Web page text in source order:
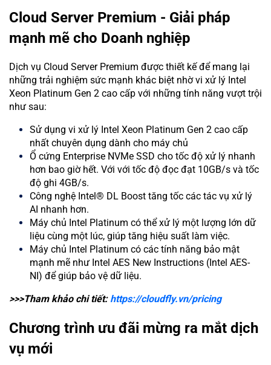
Cloud Server Premium - Giải pháp
mạnh mẽ cho Doanh nghiệp
Dịch vụ Cloud Server Premium được thiết kế để mang lại
những trải nghiệm sức mạnh khác biệt nhờ vi xử lý Intel
Xeon Platinum Gen 2 cao cấp với những tính năng vượt trội
như sau:
Sử dụng vi xử lý Intel Xeon Platinum Gen 2 cao cấp
nhất chuyên dụng dành cho máy chủ
Ổ cứng Enterprise NVMe SSD cho tốc độ xử lý nhanh
hơn bao giờ hết. Với với tốc độ đọc đạt 10GB/s và tốc
độ ghi 4GB/s.
Công nghệ Intel® DL Boost tăng tốc các tác vụ xử lý
AI nhanh hơn.
Máy chủ Intel Platinum có thể xử lý một lượng lớn dữ
liệu cùng một lúc, giúp tăng hiệu suất làm việc.
Máy chủ Intel Platinum có các tính năng bảo mật
mạnh mẽ như Intel AES New Instructions (Intel AES-
NI) để giúp bảo vệ dữ liệu.
>>>Tham khảo chi tiết: https://cloudfly.vn/pricing
Chương trình ưu đãi mừng ra mắt dịch
vụ mới